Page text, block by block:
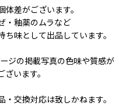
差がございます。
・釉薬のムラなど
味として出品しています。
ジの掲載写真の色味や質感が
います。
交換対応は致しかねます。